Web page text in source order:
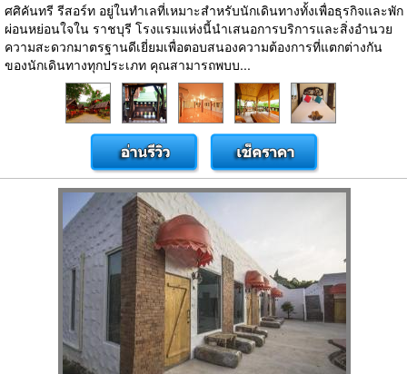
ศศิคันทรี รีสอร์ท อยู่ในทำเลที่เหมาะสำหรับนักเดินทางทั้งเพื่อธุรกิจและพัก
ผ่อนหย่อนใจใน ราชบุรี โรงแรมแห่งนี้นำเสนอการบริการและสิ่งอำนวย
ความสะดวกมาตรฐานดีเยี่ยมเพื่อตอบสนองความต้องการที่แตกต่างกัน
ของนักเดินทางทุกประเภท คุณสามารถพบบ...